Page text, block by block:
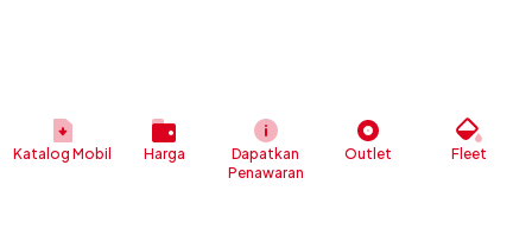
Katalog Mobil Harga
Dapatkan
Penawaran
Outlet Fleet